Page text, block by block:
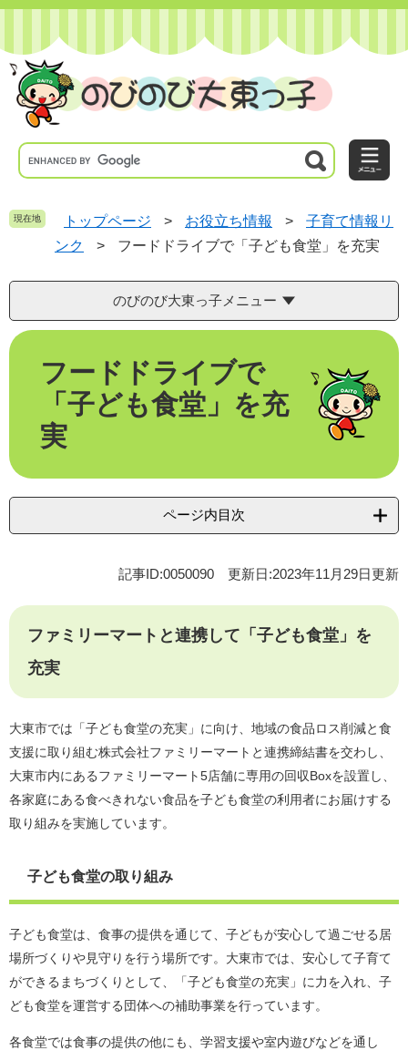
ペ
ジ
の
メ
ュ
ー
現在地 トップページ > お役立ち情報 >
子育て情報リ
ンク
> フードドライブで「子ども食堂」を充実
のびのび大東っ子メニュー
本
フードドライブで
「子ども食堂」を充
実
ページ内目次
記事ID:0050090 更新日:2023年11月29日更新
ファミリーマートと連携して「子ども食堂」を
充実
大東市では「子ども食堂の充実」に向け、地域の食品ロス削減と食
支援に取り組む株式会社ファミリーマートと連携締結書を交わし、
大東市内にあるファミリーマート5店舗に専用の回収Boxを設置し、
各家庭にある食べきれない食品を子ども食堂の利用者にお届けする
取り組みを実施しています。
子ども食堂の取り組み
子ども食堂は、食事の提供を通じて、子どもが安心して過ごせる居
場所づくりや見守りを行う場所です。大東市では、安心して子育て
ができるまちづくりとして、「子ども食堂の充実」に力を入れ、子
ども食堂を運営する団体への補助事業を行っています。
各食堂では食事の提供の他にも、学習支援や室内遊びなどを通し